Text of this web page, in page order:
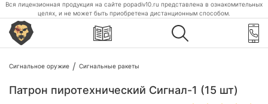
Вся лицензионная продукция на сайте popadiv10.ru представлена в ознакомительных
целях, и не может быть приобретена дистанционным способом.
Сигнальное оружие Сигнальные ракеты
Патрон пиротехнический Сигнал-1 (15 шт)